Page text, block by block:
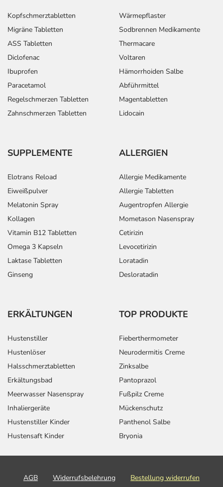
(Purpura)
- Erhöhte Lichtempfindlichkeit der Haut
- Nesselausschlag (Urtikaria)
- Haarausfall
- Verlängerte und verstärkte Monatsblutung
- Wassereinlagerung (Ödem)
Bemerken Sie eine Befindlichkeitsstörung oder
Veränderung während der Behandlung, wenden Sie sich
an Ihren Arzt oder Apotheker.
Nebenwirkungen berücksichtigt, die bei mindestens
Dosierung
Text Einzeldosis Gesamtdosis
Depression -
1 Tablette
Folgebehandlung:
Anwendungshinweise
Die Gesamtdosis sollte nicht ohne Rücksprache mit
einem Arzt oder Apotheker überschritten werden.
Art der Anwendung?
Kopfschmerztabletten
Migräne Tabletten
ASS Tabletten
Diclofenac
Ibuprofen
Paracetamol
Regelschmerzen Tabletten
Zahnschmerzen Tabletten
Wärmepflaster
Sodbrennen Medikamente
Thermacare
Voltaren
Hämorrhoiden Salbe
Abführmittel
Magentabletten
Lidocain
SUPPLEMENTE
Elotrans Reload
Eiweißpulver
Melatonin Spray
Kollagen
Vitamin B12 Tabletten
Omega 3 Kapseln
Laktase Tabletten
Ginseng
ALLERGIEN
Allergie Medikamente
Allergie Tabletten
Augentropfen Allergie
Mometason Nasenspray
Cetirizin
Levocetirizin
Loratadin
Desloratadin
ERKÄLTUNGEN
Hustenstiller
Hustenlöser
Halsschmerztabletten
Erkältungsbad
Meerwasser Nasenspray
Inhaliergeräte
Hustenstiller Kinder
Hustensaft Kinder
TOP PRODUKTE
Fieberthermometer
Neurodermitis Creme
Zinksalbe
Pantoprazol
Fußpilz Creme
Mückenschutz
Panthenol Salbe
Bryonia
AGB Widerrufsbelehrung
Bestellung widerrufen